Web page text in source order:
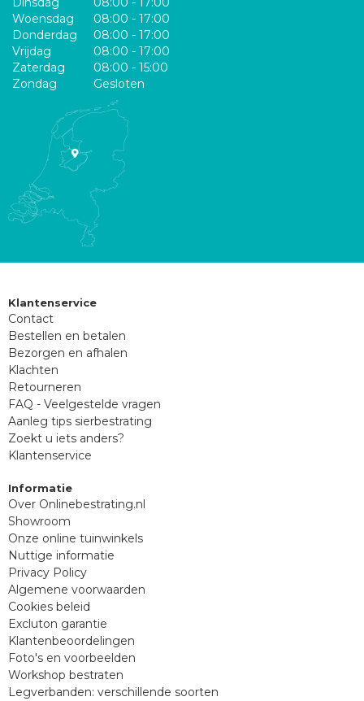
Woensdag
08:00 - 17:00
Donderdag
08:00 - 17:00
Vrijdag
08:00 - 17:00
Zaterdag
08:00 - 15:00
Zondag
Gesloten
Klantenservice
Contact
Bestellen en betalen
Bezorgen en afhalen
Klachten
Retourneren
FAQ - Veelgestelde vragen
Aanleg tips sierbestrating
Zoekt u iets anders?
Klantenservice
Informatie
Over Onlinebestrating.nl
Showroom
Onze online tuinwinkels
Nuttige informatie
Privacy Policy
Algemene voorwaarden
Cookies beleid
Excluton garantie
Klantenbeoordelingen
Foto's en voorbeelden
Workshop bestraten
Legverbanden: verschillende soorten